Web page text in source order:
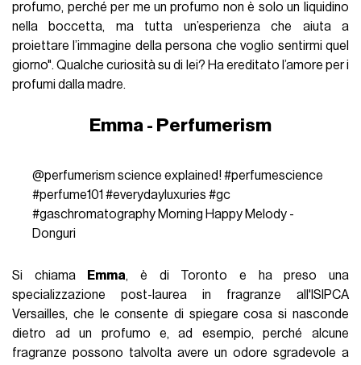
profumo, perché per me un profumo non è solo un liquidino
nella boccetta, ma tutta un’esperienza che aiuta a
proiettare l’immagine della persona che voglio sentirmi quel
giorno". Qualche curiosità su di lei? Ha ereditato l’amore per i
profumi dalla madre.
Emma - Perfumerism
@perfumerism science explained! #perfumescience
#perfume101 #everydayluxuries #gc
#gaschromatography Morning Happy Melody -
Donguri
Si chiama Emma, è di Toronto e ha preso una
specializzazione post-laurea in fragranze all'ISIPCA
Versailles, che le consente di spiegare cosa si nasconde
dietro ad un profumo e, ad esempio, perché alcune
fragranze possono talvolta avere un odore sgradevole a